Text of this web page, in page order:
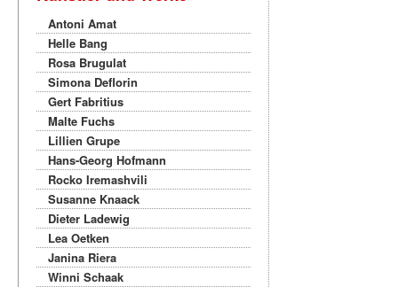
Antoni Amat
Helle Bang
Rosa Brugulat
Simona Deflorin
Gert Fabritius
Malte Fuchs
Lillien Grupe
Hans-Georg Hofmann
Rocko Iremashvili
Susanne Knaack
Dieter Ladewig
Lea Oetken
Janina Riera
Winni Schaak